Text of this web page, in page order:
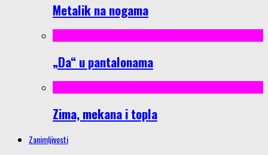
Metalik na nogama
„Da“ u pantalonama
Zima, mekana i topla
Zanimljivosti